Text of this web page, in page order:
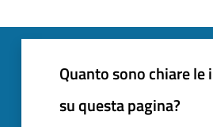
Quanto sono chiare
su questa pagina?